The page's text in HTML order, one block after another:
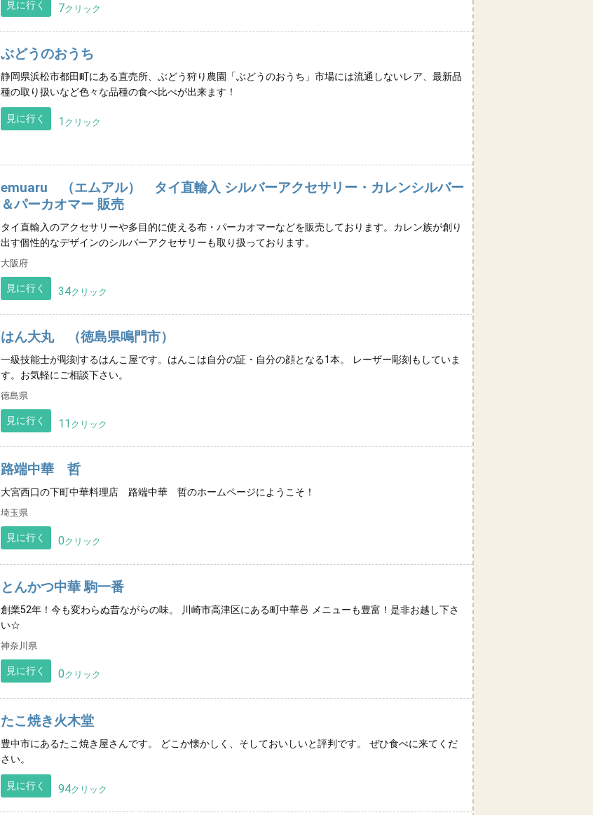
見に行く 7クリック
ぶどうのおうち
静岡県浜松市都田町にある直売所、ぶどう狩り農園「ぶどうのおうち」市場には流通しないレア、最新品
種の取り扱いなど色々な品種の食べ比べが出来ます！
見に行く 1 クリック
emuaru （エムアル） タイ直輸入 シルバーアクセサリー・カレンシルバー
＆パーカオマー 販売
タイ直輸入のアクセサリーや多目的に使える布・パーカオマーなどを販売しております。カレン族が創り
出す個性的なデザインのシルバーアクセサリーも取り扱っております。
大阪府
見に行く 34クリック
はん大丸 （徳島県鳴門市）
一級技能士が彫刻するはんこ屋です。はんこは自分の証・自分の顔となる1本。 レーザー彫刻もしていま
す。お気軽にご相談下さい。
徳島県
見に行く 11 クリック
路端中華 哲
大宮西口の下町中華料理店 路端中華 哲のホームページにようこそ！
埼玉県
見に行く 0クリック
とんかつ中華 駒一番
創業52年！今も変わらぬ昔ながらの味。 川崎市高津区にある町中華🍜 メニューも豊富！是非お越し下さ
い☆
神奈川県
見に行く 0クリック
たこ焼き火木堂
豊中市にあるたこ焼き屋さんです。 どこか懐かしく、そしておいしいと評判です。 ぜひ食べに来てくだ
さい。
見に行く 94クリック